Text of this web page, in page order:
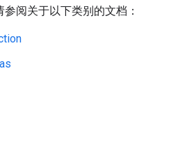
阅关于以下类别的文档：